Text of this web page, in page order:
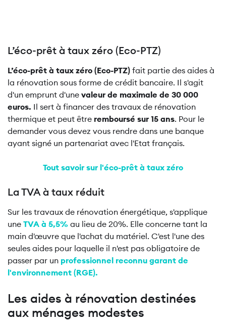
L’éco-prêt à taux zéro (Eco-PTZ)
L’éco-prêt à taux zéro (Eco-PTZ) fait partie des aides à
la rénovation sous forme de crédit bancaire. Il s'agit
d'un emprunt d'une valeur de maximale de 30 000
euros. Il sert à financer des travaux de rénovation
thermique et peut être remboursé sur 15 ans. Pour le
demander vous devez vous rendre dans une banque
ayant signé un partenariat avec l'Etat français.
Tout savoir sur l'éco-prêt à taux zéro
La TVA à taux réduit
Sur les travaux de rénovation énergétique, s'applique
une TVA à 5,5% au lieu de 20%. Elle concerne tant la
main d'œuvre que l'achat du matériel. C'est l'une des
seules aides pour laquelle il n'est pas obligatoire de
passer par un professionnel reconnu garant de
l'environnement (RGE).
Les aides à rénovation destinées
aux ménages modestes